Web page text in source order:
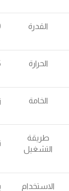
القدرة
الحرارة
الخامة
طريقة
التشغيل
الاستخدام